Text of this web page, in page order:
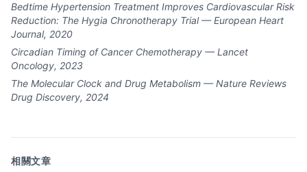
Bedtime Hypertension Treatment Improves Cardiovascular Risk
Reduction: The Hygia Chronotherapy Trial — European Heart
Journal, 2020
Circadian Timing of Cancer Chemotherapy — Lancet
Oncology, 2023
The Molecular Clock and Drug Metabolism — Nature Reviews
Drug Discovery, 2024
相關文章